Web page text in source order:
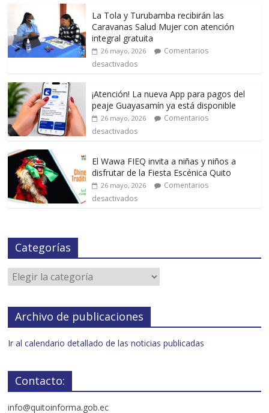
La Tola y Turubamba recibirán las
Caravanas Salud Mujer con atención
integral gratuita
26 mayo, 2026
Comentarios
desactivados
¡Atención! La nueva App para pagos del
peaje Guayasamín ya está disponible
26 mayo, 2026
Comentarios
desactivados
El Wawa FIEQ invita a niñas y niños a
disfrutar de la Fiesta Escénica Quito
26 mayo, 2026
Comentarios
desactivados
Categorías
Archivo de publicaciones
Ir al calendario detallado de las noticias publicadas
Contacto:
info@quitoinforma.gob.ec